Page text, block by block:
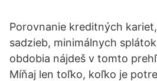
Porovnanie kreditných
sadzieb, minimálnych
obdobia nájdeš v tomto
Míňaj len toľko, koľko je